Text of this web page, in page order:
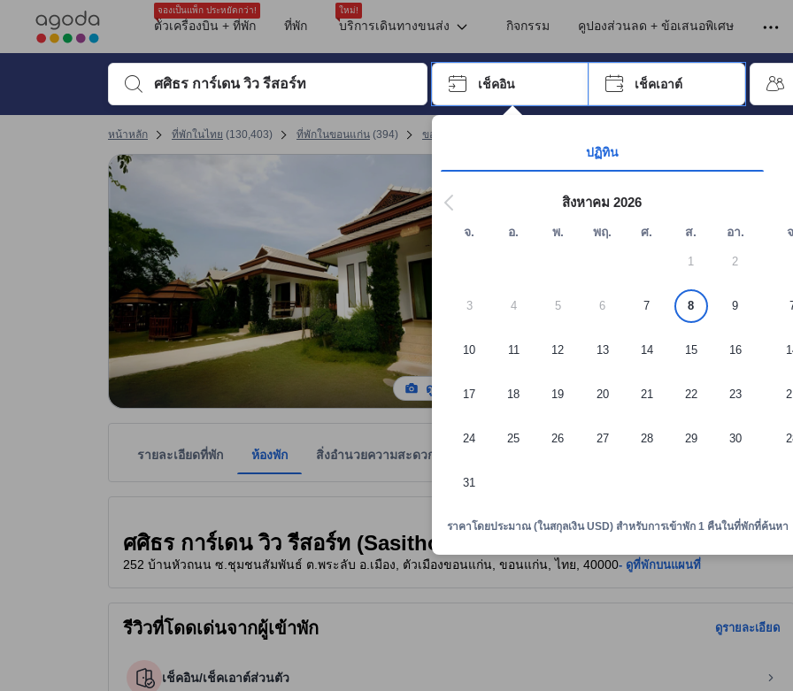
จองเป็นแพ็ก ประหยัดกว่า!
ตั๋วเครื่องบิน + ที่พัก ที่พัก
ใหม่!
บริการเดินทางขนส่ง กิจกรรม คูปองส่วนลด + ข้อเสนอพิเศษ
พิมพ์ชื่อที่พักหรือคำที่ต้องการค้นหา จากนั้นใช้ปุ่มลูกศรหรือปุ่ม Tab เพื่อเลื่อนหาคำที่ต้องการ แล้วกดปุ่ม Enter เพื่อเลือก
เช็คอิน เช็คเอาต์
กด Enter เพื่อเลือกวันที่ ใช้ปุ่มลูกศรเพื่อเลือกวันเช็คอินและเช็คเอาต์ เมื่
ปฏิทิน
สิงหาคม 2026
จ. อ. พ. พฤ. ศ. ส. อา.
1 2
3 4 5 6 7 8 9
10 11 12 13 14 15 16
17 18 19 20 21 22 23
24 25 26 27 28 29 30
31
ราคาโดยประมาณ (ในสกุลเงิน USD) สำหรับการเข้าพัก 1 คืนในที่พักที่ค้นหา
หน้าหลัก ที่พักในไทย (130,403) ที่พักในขอนแก่น (394) ขอนแก่น รีสอร์ต
ดูรูปทั้งหมด
รายละเอียดที่พัก ห้องพัก สิ่งอำนวยความสะดวก
ศศิธร การ์เดน วิว รีสอร์ท (Sasithorn Garden View Resort)
252 บ้านหัวถนน ซ.ชุมชนสัมพันธ์ ต.พระลับ อ.เมือง, ตัวเมืองขอนแก่น, ขอนแก่น, ไทย, 40000- ดูที่พักบนแผนที่
รีวิวที่โดดเด่นจากผู้เข้าพัก ดูรายละเอียด
เช็คอิน/เช็คเอาต์ส่วนตัว
รีวิวทั้งหมดของอโกด้ามาจากผู้เข้าพักจริง ซึ่งเขียนหลังจากการเดินทางไปเข้าพัก ดังนั้น คะแนนรีวิวและความคิดเห็นที่แสดงบนอโกด้า จึงมาจากประส
ความสะอาด 8 เต็ม 10 คะแนน ถือว่าได้คะแนนสูงในขอนแก่น
สิ่งอำนวยความสะดวก 10 เต็ม 10 คะแนน ถือว่าได้คะแนนสูงในขอนแก่น
ความสะดวกสบายและคุณภาพของห้องพัก 6 เต็ม 10 คะแนน
การให้บริการของพนักงาน 7.7 เต็ม 10 คะแนน ถือว่าได้คะแนนสูงในขอนแก่น
คุ้มค่ากับเงินที่จ่าย 7.7 เต็ม 10 คะแนน